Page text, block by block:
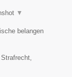
▼
belangen